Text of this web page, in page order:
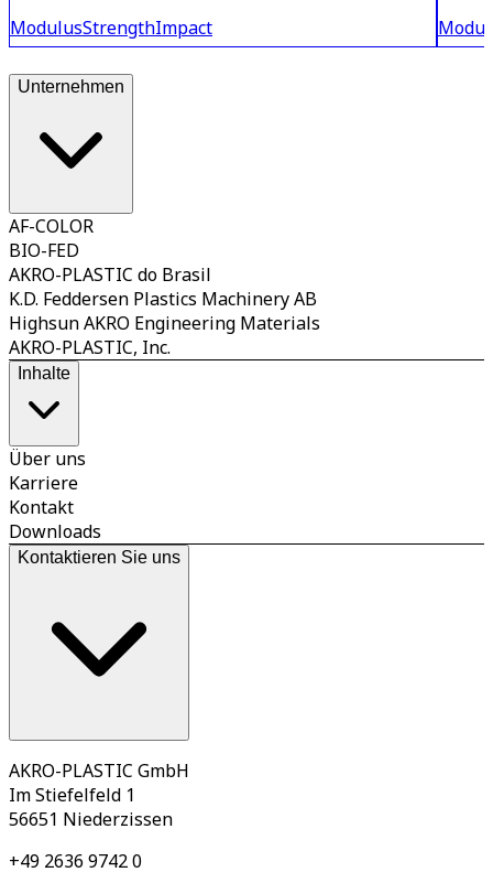
Festigkeit aus. Darüber hinaus ist das Material
technische Bauteile im
ModulusStrengthImpact
und
Unternehmen
AF-COLOR
BIO-FED
AKRO-PLASTIC do Brasil
K.D. Feddersen Plastics Machinery AB
Highsun AKRO Engineering Materials
AKRO-PLASTIC, Inc.
Inhalte
Über uns
Karriere
Kontakt
Downloads
Kontaktieren Sie uns
AKRO-PLASTIC GmbH
Im Stiefelfeld 1
56651 Niederzissen
+49 2636 9742 0